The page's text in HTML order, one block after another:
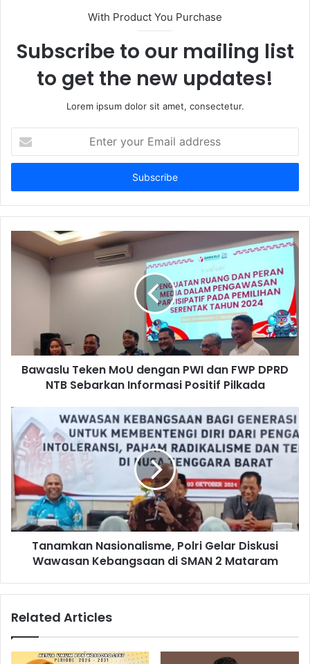
With Product You Purchase
Subscribe to our mailing list
to get the new updates!
Lorem ipsum dolor sit amet, consectetur.
your
Email
Bawaslu Teken MoU dengan PWI dan FWP DPRD
NTB Sebarkan Informasi Positif Pilkada
Tanamkan Nasionalisme, Polri Gelar Diskusi
Wawasan Kebangsaan di SMAN 2 Mataram
Related Articles